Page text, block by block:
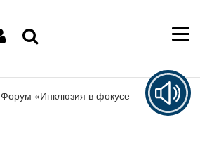
Форум «Инклюзия в фокусе